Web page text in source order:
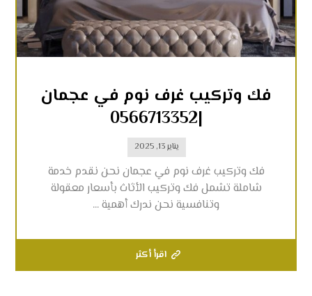
فك وتركيب غرف نوم في عجمان
|0566713352
يناير 13, 2025
فك وتركيب غرف نوم في عجمان نحن نقدم خدمة
شاملة تشمل فك وتركيب الأثاث بأسعار معقولة
وتنافسية نحن ندرك أهمية ...
اقرأ أكثر